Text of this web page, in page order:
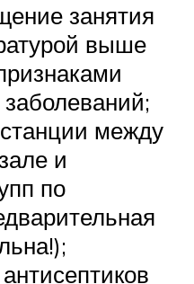
занятия
выше
между
и
по